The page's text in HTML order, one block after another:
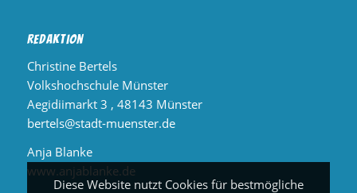
Redaktion
Christine Bertels
Volkshochschule Münster
Aegidiimarkt 3 , 48143 Münster
bertels@stadt-muenster.de
Anja Blanke
www.anjablanke.de
Diese Website nutzt Cookies für bestmögliche